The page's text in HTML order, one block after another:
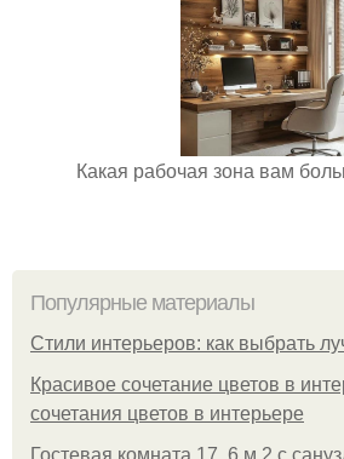
Какая рабочая зона вам
Популярные материалы
Стили интерьеров: как выбрать
Красивое сочетание цветов в
сочетания цветов в интерьере
Гостевая комната 17, 6 м 2 с